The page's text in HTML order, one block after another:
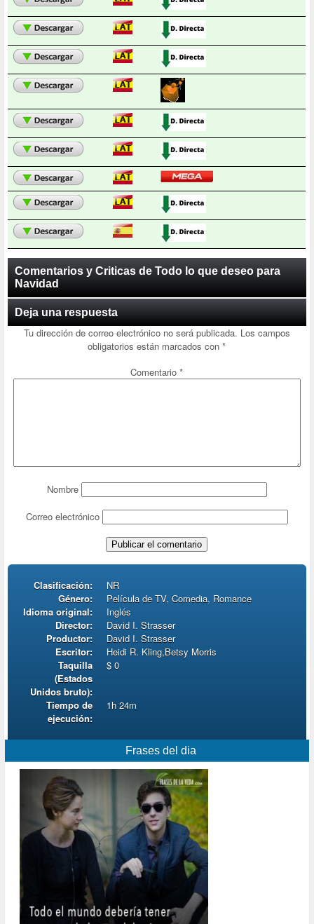
Comentarios y Criticas de Todo lo que deseo para
Navidad
Deja una respuesta
Tu dirección de correo electrónico no será publicada. Los campos
obligatorios están marcados con*
Comentario*
Nombre
Correo electrónico
Clasificación:
NR
Género:
Película de TV, Comedia, Romance
Idioma original:
Inglés
Director:
David I. Strasser
Productor:
David I. Strasser
Escritor:
Heidi R. Kling,Betsy Morris
Taquilla
(Estados
Unidos bruto):
$ 0
Tiempo de
ejecución:
1h 24m
Frases del dia